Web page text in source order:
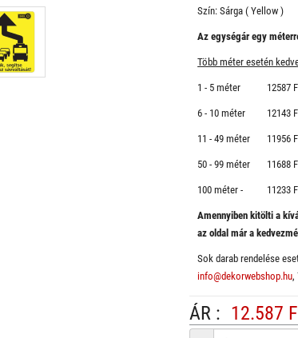
​Szín: Sárga ( Yellow )
Az egységár egy
Több méter esetén
1 - 5 méter 12587
6 - 10 méter 12143
11 - 49 méter 11956
50 - 99 méter 11688
100 méter - 11233
Amennyiben kitölti a
az oldal már a
Sok darab rendelése
info@dekorwebshop.hu,
ÁR : 12.587